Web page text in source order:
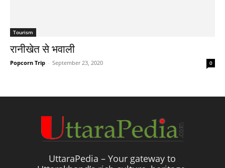
Tourism
रानीखेत से भवाली
Popcorn Trip - September 23, 2020 0
UttaraPedia – Your gateway to